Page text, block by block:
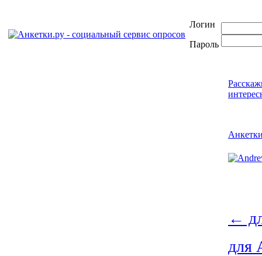
Логин
Пароль
←
для